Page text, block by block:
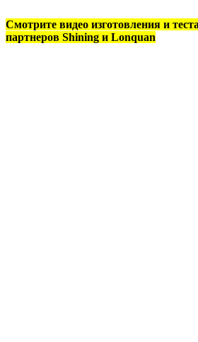
Смотрите видео изготовления и
партнеров Shining и Lonquan